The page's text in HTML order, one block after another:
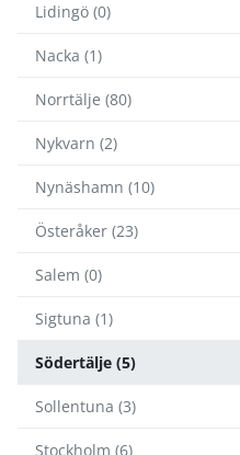
Lidingö (0)
Nacka (1)
Norrtälje (80)
Nykvarn (2)
Nynäshamn (10)
Österåker (23)
Salem (0)
Sigtuna (1)
Södertälje (5)
Sollentuna (3)
Stockholm (6)